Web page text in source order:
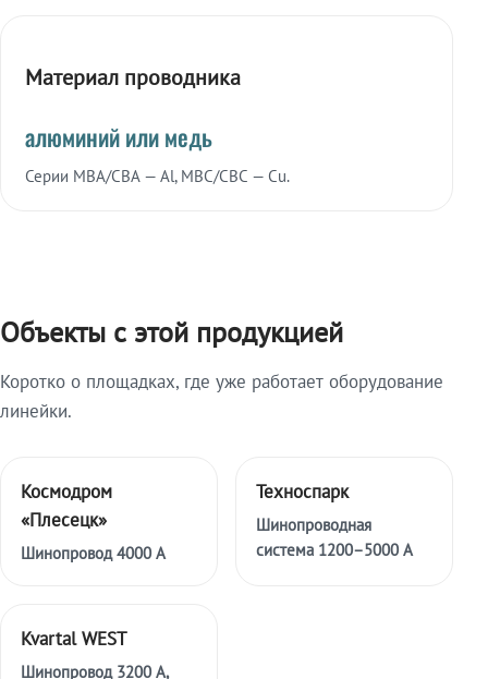
Материал проводника
алюминий или медь
Серии МВА/СВА — Al, МВС/СВС — Cu.
Объекты с этой продукцией
Коротко о площадках, где уже работает оборудование
линейки.
Космодром
«Плесецк»
Шинопровод 4000 А
Техноспарк
Шинопроводная
система 1200–5000 А
Kvartal WEST
Шинопровод 3200 А,